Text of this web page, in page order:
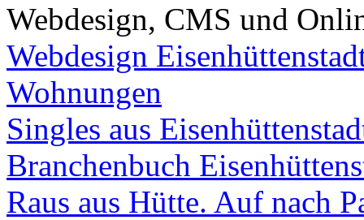
Webdesign, CMS und
Webdesign
Wohnungen
Singles aus
Branchenbuch
Raus aus Hütte. Auf nach